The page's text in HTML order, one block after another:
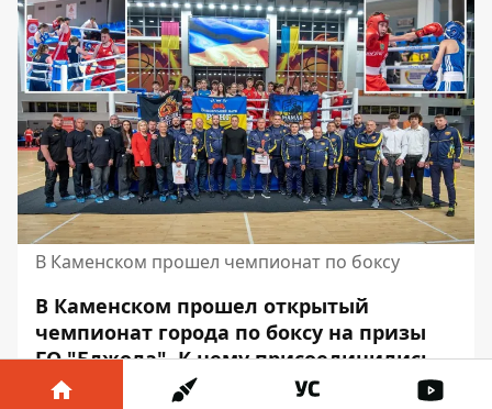
В Каменском прошел чемпионат по боксу
В Каменском прошел открытый
чемпионат города по боксу на призы
ГО "Бджола". К нему присоединились
более 150 юных спортсменов из разных